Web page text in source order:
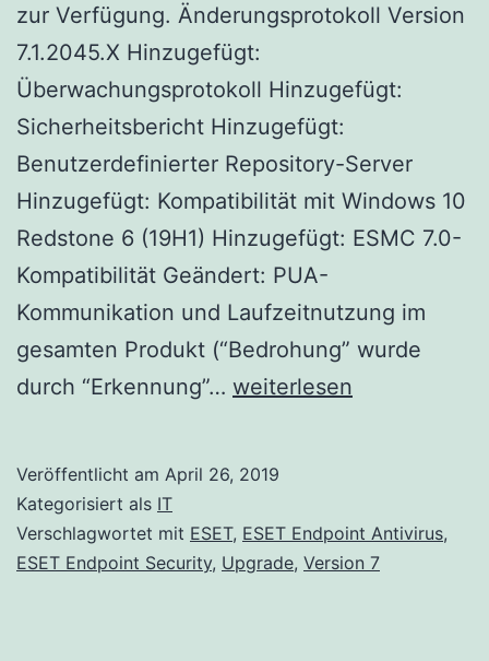
zur Verfügung. Änderungsprotokoll Version
7.1.2045.X Hinzugefügt:
Überwachungsprotokoll Hinzugefügt:
Sicherheitsbericht Hinzugefügt:
Benutzerdefinierter Repository-Server
Hinzugefügt: Kompatibilität mit Windows 10
Redstone 6 (19H1) Hinzugefügt: ESMC 7.0-
Kompatibilität Geändert: PUA-
Kommunikation und Laufzeitnutzung im
gesamten Produkt (“Bedrohung” wurde
durch “Erkennung”… ESET
ESET
Endpoint
weiterlesen
Veröffentlicht am April 26, 2019
Kategorisiert als IT
Verschlagwortet mit ESET, ESET Endpoint Antivirus,
ESET Endpoint Security, Upgrade, Version 7